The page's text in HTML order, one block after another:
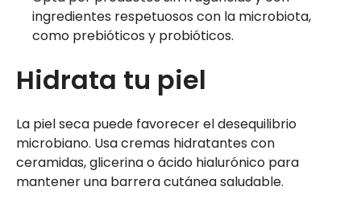
ingredientes respetuosos con la microbiota,
como prebióticos y probióticos.
Hidrata tu piel
La piel seca puede favorecer el desequilibrio
microbiano. Usa cremas hidratantes con
ceramidas, glicerina o ácido hialurónico para
mantener una barrera cutánea saludable.